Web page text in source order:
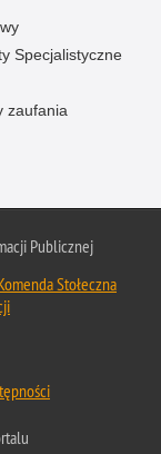
Specjalistyczne
zaufania
Publicznej
Stołeczna